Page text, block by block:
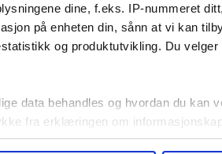
dine, f.eks. IP-nummeret
på enheten din, sånn at vi kan
og produktutvikling. Du
data behandles og hvordan du kan
fra erklæringen om
omsorg til berørte.
berørte og deres